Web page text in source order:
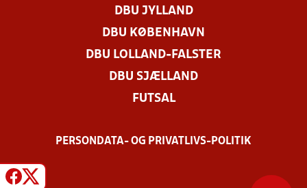
DBU JYLLAND
DBU KØBENHAVN
DBU LOLLAND-FALSTER
DBU SJÆLLAND
FUTSAL
PERSONDATA- OG PRIVATLIVS-POLITIK